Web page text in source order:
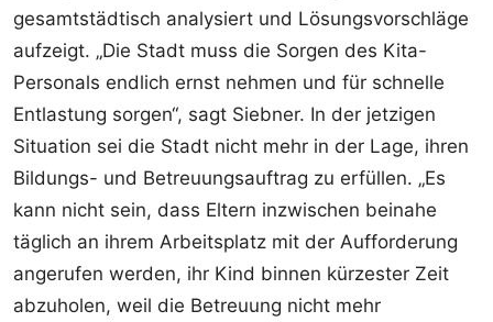
gesamtstädtisch analysiert und Lösungsvorschläge
aufzeigt. „Die Stadt muss die Sorgen des Kita-
Personals endlich ernst nehmen und für schnelle
Entlastung sorgen“, sagt Siebner. In der jetzigen
Situation sei die Stadt nicht mehr in der Lage, ihren
Bildungs- und Betreuungsauftrag zu erfüllen. „Es
kann nicht sein, dass Eltern inzwischen beinahe
täglich an ihrem Arbeitsplatz mit der Aufforderung
angerufen werden, ihr Kind binnen kürzester Zeit
abzuholen, weil die Betreuung nicht mehr